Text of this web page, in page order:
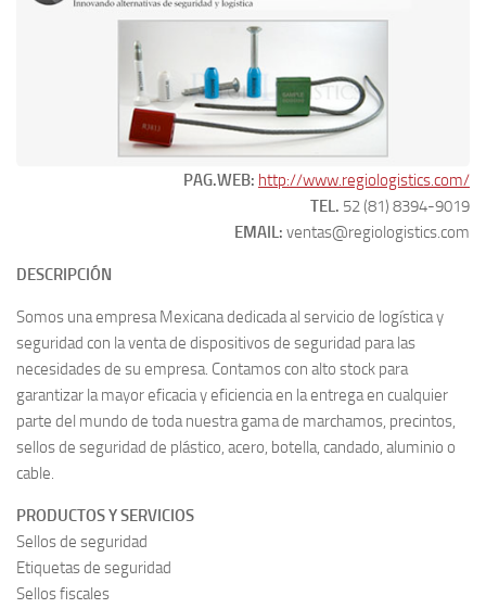
PAG.WEB: http://www.regiologistics.com/
TEL. 52 (81) 8394-9019
EMAIL: ventas@regiologistics.com
DESCRIPCIÓN
Somos una empresa Mexicana dedicada al servicio de logística y
seguridad con la venta de dispositivos de seguridad para las
necesidades de su empresa. Contamos con alto stock para
garantizar la mayor eficacia y eficiencia en la entrega en cualquier
parte del mundo de toda nuestra gama de marchamos, precintos,
sellos de seguridad de plástico, acero, botella, candado, aluminio o
cable.
PRODUCTOS Y SERVICIOS
Sellos de seguridad
Etiquetas de seguridad
Sellos fiscales